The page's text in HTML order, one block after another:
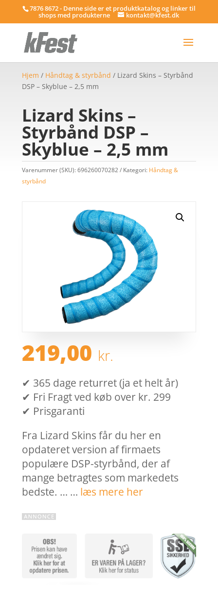
7876 8672 - Denne side er et produktkatalog og linker til
shops med produkterne kontakt@kfest.dk
Hjem / Håndtag & styrbånd / Lizard Skins – Styrbånd
DSP – Skyblue – 2,5 mm
Lizard Skins –
Styrbånd DSP –
Skyblue – 2,5 mm
Varenummer (SKU):696260070282 Kategori: Håndtag &
styrbånd
219,00 kr.
✔ 365 dage returret (ja et helt år)
✔ Fri Fragt ved køb over kr. 299
✔ Prisgaranti
Fra Lizard Skins får du her en
opdateret version af firmaets
populære DSP-styrbånd, der af
mange betragtes som markedets
bedste. … … læs mere her